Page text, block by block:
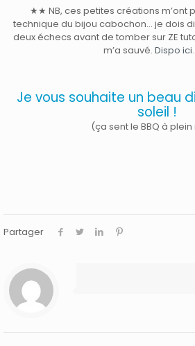
★★ NB, ces petites créations m’ont
technique du bijou cabochon… je dois
deux échecs avant de tomber sur ZE
m’a sauvé. Dispo ici
Je vous souhaite un beau
soleil !
(ça sent le BBQ à plein
Partager